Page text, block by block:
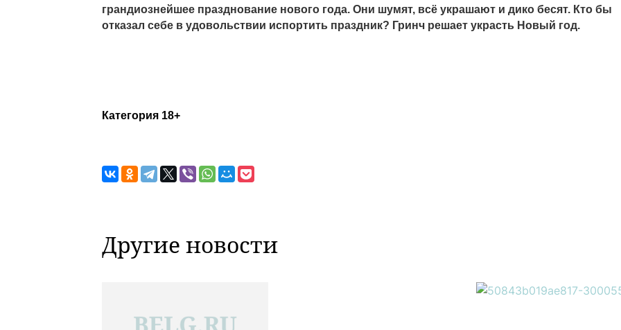
грандиознейшее празднование нового года. Они шумят, всё украшают и дико бесят. Кто бы
отказал себе в удовольствии испортить праздник? Гринч решает украсть Новый год.
Категория 18+
Другие новости